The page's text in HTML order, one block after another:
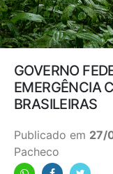
GOVERNO
EMERGÊNCIA
BRASILEIRAS
Publicado em 27/
Pacheco